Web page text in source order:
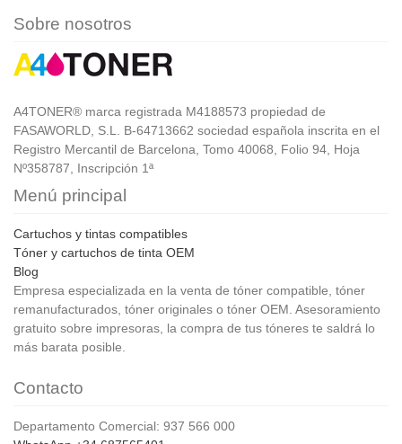
Sobre nosotros
A4TONER® marca registrada M4188573 propiedad de
FASAWORLD, S.L. B-64713662 sociedad española inscrita en el
Registro Mercantil de Barcelona, Tomo 40068, Folio 94, Hoja
Nº358787, Inscripción 1ª
Menú principal
Cartuchos y tintas compatibles
Tóner y cartuchos de tinta OEM
Blog
Empresa especializada en la venta de tóner compatible, tóner
remanufacturados, tóner originales o tóner OEM. Asesoramiento
gratuito sobre impresoras, la compra de tus tóneres te saldrá lo
más barata posible.
Contacto
Departamento Comercial: 937 566 000